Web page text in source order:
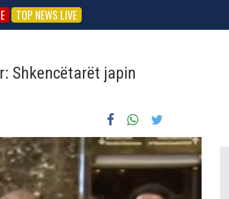
TOP NEWS LIVE
Shkencëtarët japin